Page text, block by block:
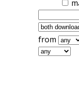
from